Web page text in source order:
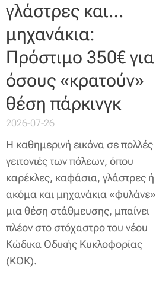
γλάστρες και…
μηχανάκια:
Πρόστιμο 350€ για
όσους «κρατούν»
θέση πάρκινγκ
2026-07-26
Η καθημερινή εικόνα σε πολλές
γειτονιές των πόλεων, όπου
καρέκλες, καφάσια, γλάστρες ή
ακόμα και μηχανάκια «φυλάνε»
μια θέση στάθμευσης, μπαίνει
πλέον στο στόχαστρο του νέου
Κώδικα Οδικής Κυκλοφορίας
(ΚΟΚ).